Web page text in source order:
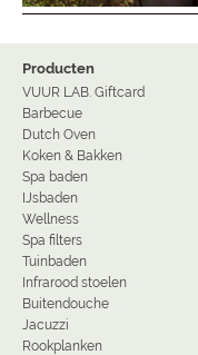
Producten
VUUR LAB. Giftcard
Barbecue
Dutch Oven
Koken & Bakken
Spa baden
IJsbaden
Wellness
Spa filters
Tuinbaden
Infrarood stoelen
Buitendouche
Jacuzzi
Rookplanken